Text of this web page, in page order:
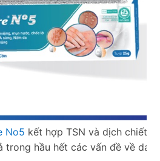
No5 kết hợp TSN và dịch chiết
trong hầu hết các vấn đề về da